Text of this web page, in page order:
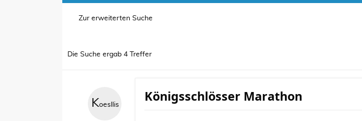
Zur erweiterten Suche
Die Suche ergab 4 Treffer
Koesllis
Königsschlösser Marathon